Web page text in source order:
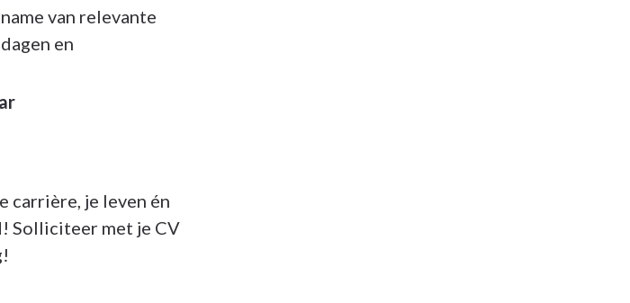
van relevante
en
carrière, je leven én
Solliciteer met je CV